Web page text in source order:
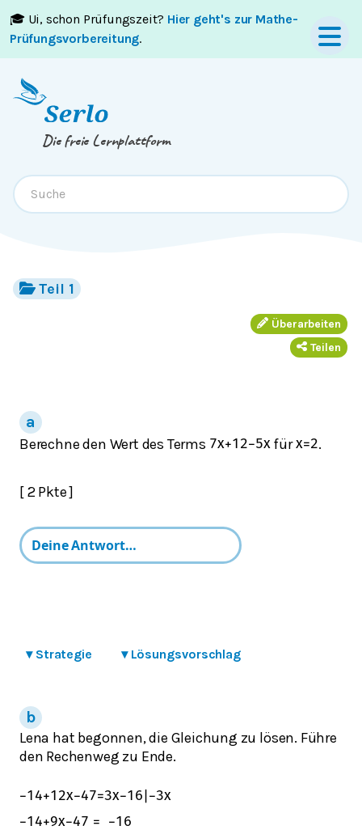
🎓 Ui, schon Prüfungszeit? Hier geht's zur Mathe-
Prüfungsvorbereitung.
Springe zumInhaltoderFooter
Die freie Lernplattform
Teil 1
Überarbeiten
Teilen
Berechne den Wert des Terms 7x+12−5xfürx=2.
[ 2 Pkte ]
▾ Strategie ▾ Lösungsvorschlag
Lena hat begonnen, die Gleichung zu lösen. Führe
den Rechenweg zu Ende.
−14+12x−47=3x−16 −3x
−14+9x−47 = −16